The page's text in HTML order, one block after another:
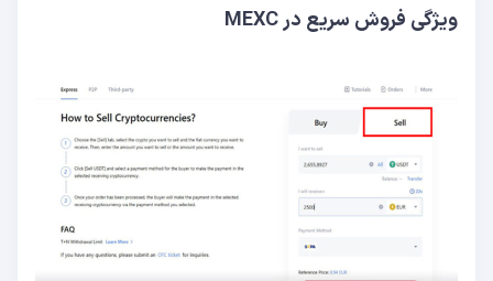
ویژگی فروش سریع در MEXC